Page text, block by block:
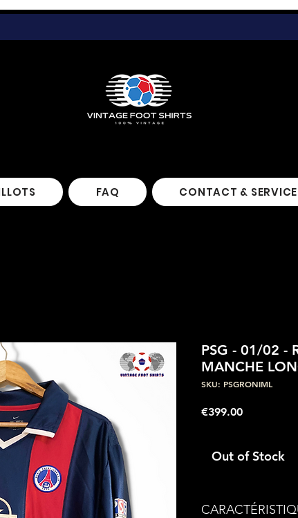
FAQ CONTACT &
PSG - 01/02 -
MANCHE
SKU: PSGRONIML
€399.00Price
Out of Stock